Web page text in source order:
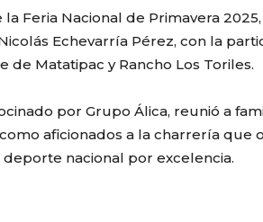
la Feria Nacional de Primavera
Echevarría Pérez, con la
de Matatipac y Rancho Los Toriles.
por Grupo Álica, reunió a
aficionados a la charrería que
nacional por excelencia.